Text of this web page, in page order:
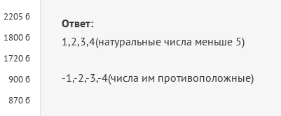
2205 б
1800 б
1720 б
900 б
870 б
Ответ:
1,2,3,4(натуральные числа меньше 5)
-1,-2,-3,-4(числа им противоположные)